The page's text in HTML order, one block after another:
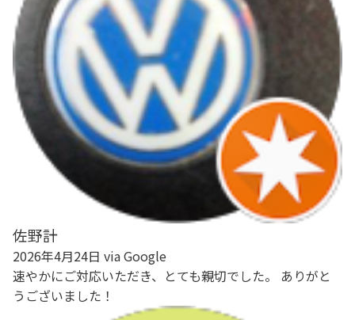
佐野計
2026年4月24日 via Google
速やかにご対応いただき、とても親切でした。 ありがと
うございました！